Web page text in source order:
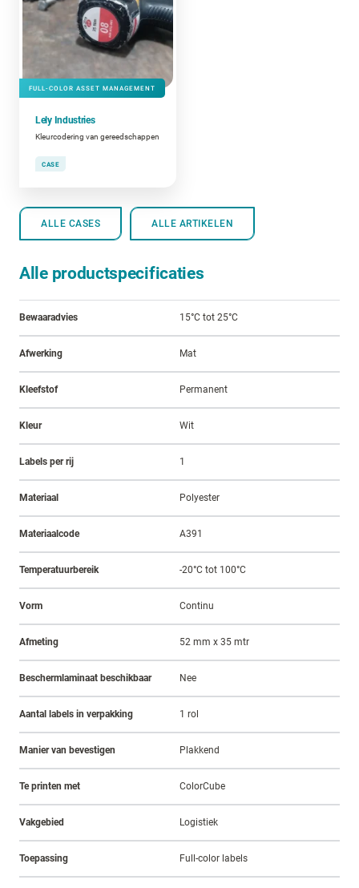
FULL-COLOR ASSET MANAGEMENT
Lely Industries
Kleurcodering van gereedschappen
CASE
ALLE CASES ALLE ARTIKELEN
Alle productspecificaties
Bewaaradvies 15°C tot 25°C
Afwerking Mat
Kleefstof Permanent
Kleur Wit
Labels per rij 1
Materiaal Polyester
Materiaalcode A391
Temperatuurbereik -20°C tot 100°C
Vorm Continu
Afmeting 52 mm x 35 mtr
Beschermlaminaat beschikbaar Nee
Aantal labels in verpakking 1 rol
Manier van bevestigen Plakkend
Te printen met ColorCube
Vakgebied Logistiek
Toepassing Full-color labels